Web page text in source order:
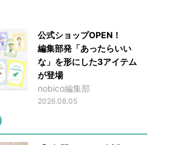
公式ショップOPEN！
編集部発「あったらいい
な」を形にした3アイテム
が登場
nobico編集部
2026.08.05